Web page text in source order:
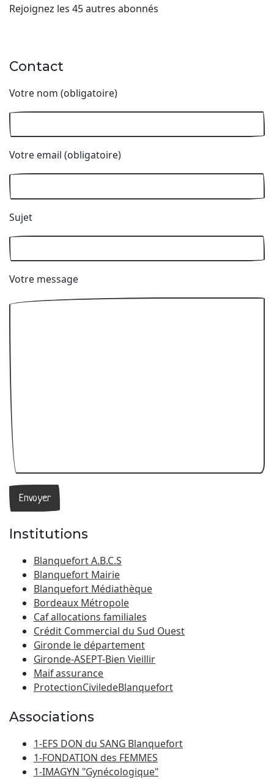
Rejoignez les 45 autres abonnés
Contact
Votre nom (obligatoire)
Votre email (obligatoire)
Sujet
Votre message
Institutions
Blanquefort A.B.C.S
Blanquefort Mairie
Blanquefort Médiathèque
Bordeaux Métropole
Caf allocations familiales
Crédit Commercial du Sud Ouest
Gironde le département
Gironde-ASEPT-Bien Vieillir
Maif assurance
ProtectionCiviledeBlanquefort
Associations
1-EFS DON du SANG Blanquefort
1-FONDATION des FEMMES
1-IMAGYN "Gynécologique"